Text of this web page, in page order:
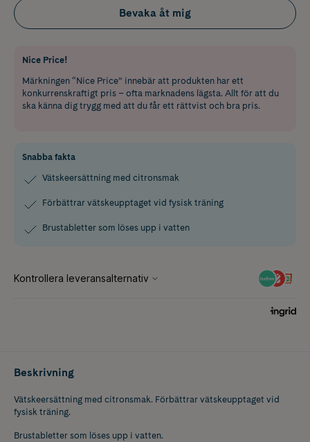
Bevaka åt mig
Nice Price!
Märkningen “Nice Price” innebär att produkten har ett
konkurrenskraftigt pris – ofta marknadens lägsta. Allt för att du
ska känna dig trygg med att du får ett rättvist och bra pris.
Snabba fakta
Vätskeersättning med citronsmak
Förbättrar vätskeupptaget vid fysisk träning
Brustabletter som löses upp i vatten
Beskrivning
Vätskeersättning med citronsmak. Förbättrar vätskeupptaget vid
fysisk träning.
Brustabletter som löses upp i vatten.